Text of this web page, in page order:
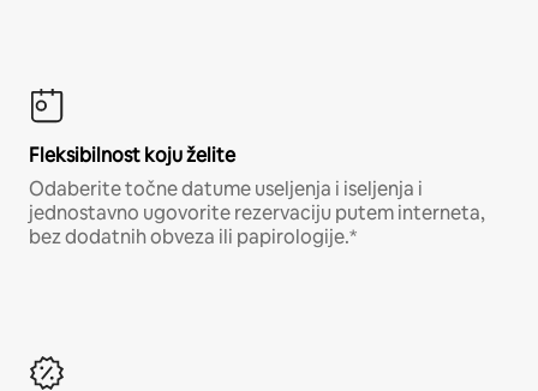
Fleksibilnost koju želite
Odaberite točne datume useljenja i iseljenja i
jednostavno ugovorite rezervaciju putem interneta,
bez dodatnih obveza ili papirologije.*